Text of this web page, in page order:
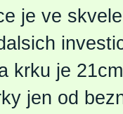
je ve
krku je
jen od